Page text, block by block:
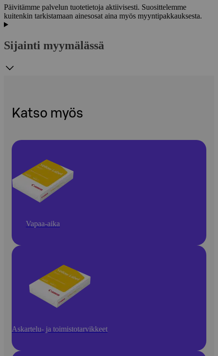
Päivitämme palvelun tuotetietoja aktiivisesti. Suosittelemme
kuitenkin tarkistamaan ainesosat aina myös myyntipakkauksesta.
Sijainti myymälässä
Katso myös
Vapaa-aika
Askartelu- ja toimistotarvikkeet